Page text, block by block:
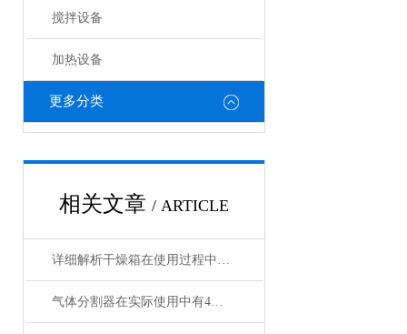
搅拌设备
加热设备
更多分类
相关文章 / ARTICLE
详细解析干燥箱在使用过程中需注意哪些事项？
气体分割器在实际使用中有4大特性